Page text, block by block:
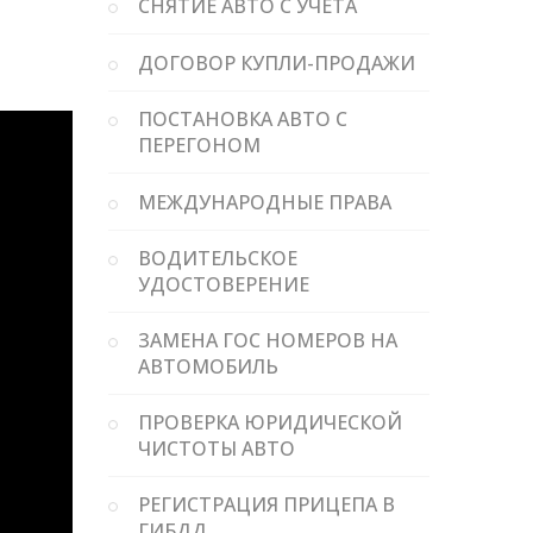
СНЯТИЕ АВТО С УЧЕТА
ДОГОВОР КУПЛИ-ПРОДАЖИ
ПОСТАНОВКА АВТО С
ПЕРЕГОНОМ
МЕЖДУНАРОДНЫЕ ПРАВА
ВОДИТЕЛЬСКОЕ
УДОСТОВЕРЕНИЕ
ЗАМЕНА ГОС НОМЕРОВ НА
АВТОМОБИЛЬ
ПРОВЕРКА ЮРИДИЧЕСКОЙ
ЧИСТОТЫ АВТО
РЕГИСТРАЦИЯ ПРИЦЕПА В